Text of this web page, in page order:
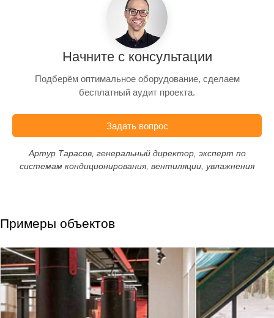
Начните с консультации
Подберём оптимальное оборудование, сделаем
бесплатный аудит проекта.
Задать вопрос
Артур Тарасов, генеральный директор, эксперт по
системам кондиционирования, вентиляции, увлажнения
Примеры объектов